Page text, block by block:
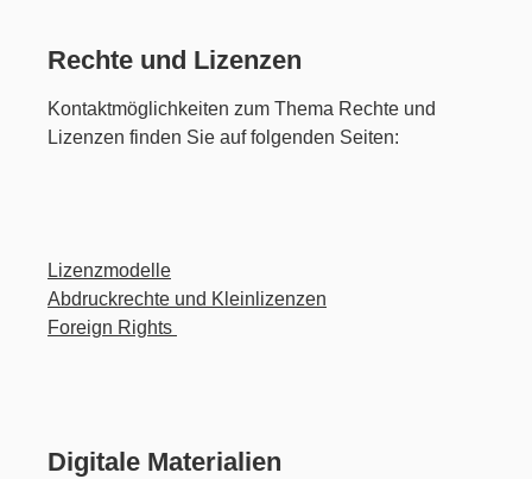
Rechte und Lizenzen
Kontaktmöglichkeiten zum Thema Rechte und
Lizenzen finden Sie auf folgenden Seiten:
Lizenzmodelle
Abdruckrechte und Kleinlizenzen
Foreign Rights
Digitale Materialien